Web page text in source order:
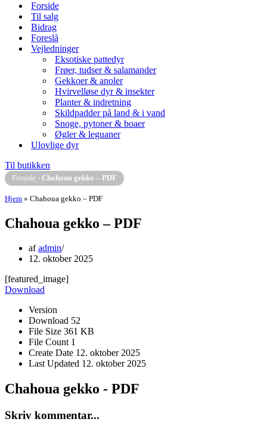
Forside
Til salg
Bidrag
Foreslå
Vejledninger
Eksotiske pattedyr
Frøer, tudser & salamander
Gekkoer & anoler
Hvirvelløse dyr & insekter
Planter & indretning
Skildpadder på land & i vand
Snoge, pytoner & boaer
Øgler & leguaner
Ulovlige dyr
Til butikken
Forside › Chahoua gekko – PDF
Hjem » Chahoua gekko – PDF
Chahoua gekko – PDF
afadmin
12. oktober 2025
[featured_image]
Download
Version
Download 52
File Size 361 KB
File Count 1
Create Date 12. oktober 2025
Last Updated 12. oktober 2025
Chahoua gekko - PDF
Skriv kommentar...